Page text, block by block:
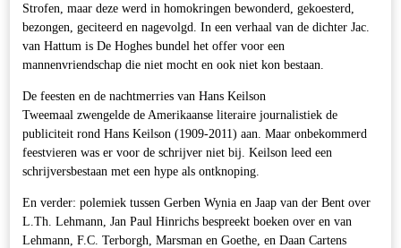
Strofen, maar deze werd in homokringen bewonderd, gekoesterd,
bezongen, geciteerd en nagevolgd. In een verhaal van de dichter Jac.
van Hattum is De Hoghes bundel het offer voor een
mannenvriendschap die niet mocht en ook niet kon bestaan.
De feesten en de nachtmerries van Hans Keilson
Tweemaal zwengelde de Amerikaanse literaire journalistiek de
publiciteit rond Hans Keilson (1909-2011) aan. Maar onbekommerd
feestvieren was er voor de schrijver niet bij. Keilson leed een
schrijversbestaan met een hype als ontknoping.
En verder: polemiek tussen Gerben Wynia en Jaap van der Bent over
L.Th. Lehmann, Jan Paul Hinrichs bespreekt boeken over en van
Lehmann, F.C. Terborgh, Marsman en Goethe, en Daan Cartens